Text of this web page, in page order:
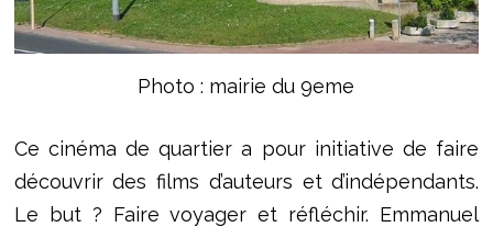
Photo : mairie du 9eme
Ce cinéma de quartier a pour initiative de faire
découvrir des films d’auteurs et d’indépendants.
Le but ? Faire voyager et réfléchir. Emmanuel